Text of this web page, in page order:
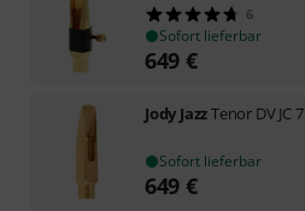
6
Sofort lieferbar
649 €
Jody JazzTenor DV JC 7
Sofort lieferbar
649 €